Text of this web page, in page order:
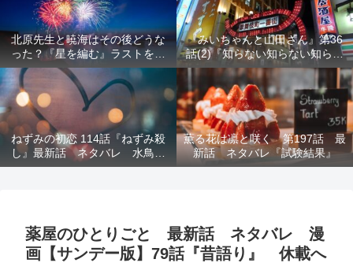
北原先生と暁海はその後どうな
った？『星を編む』ラストをネ
タバレ解説
『みいちゃんと山田さん』第36
話(2)『知らない知らない知らな
い』最新話 ネタバレ 犯人確
定 次回最終回
ねずみの初恋 114話『ねずみ殺
し』最新話 ネタバレ 水鳥死
亡 鯆を殺すか
薫る花は凛と咲く 第197話 最
新話 ネタバレ『試験結果』
薬屋のひとりごと 最新話 ネタバレ 漫
画【サンデー版】79話『昔語り』 休載へ